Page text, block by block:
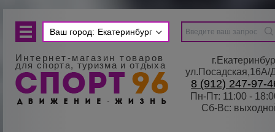
Ваш город: Екатеринбург
Интернет-магазин товаров
для спорта, туризма и отдыха
8 (912) 247-97-
Пн-Пт: 11:00 -
Сб-Вс: